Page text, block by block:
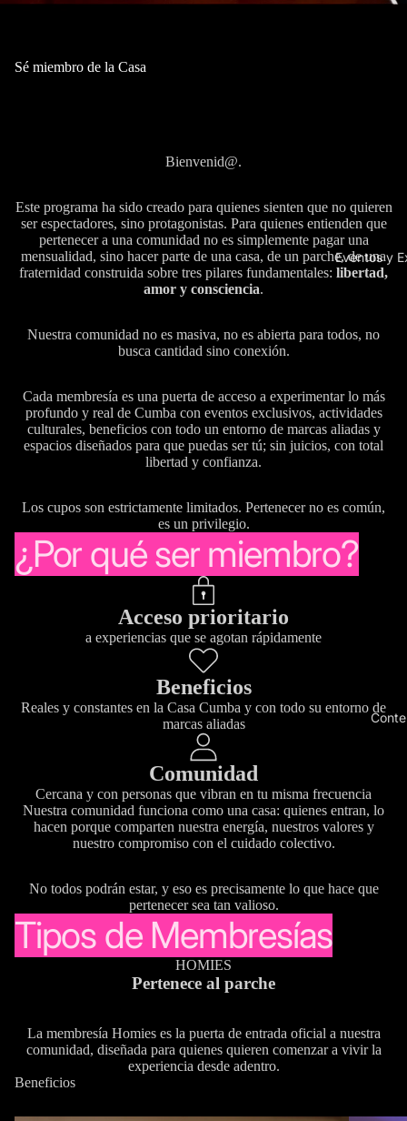
Eventos y
Sé miembro de la Casa
Bienvenid@.
Este programa ha sido creado para quienes sienten que no quieren
ser espectadores, sino protagonistas. Para quienes entienden que
pertenecer a una comunidad no es simplemente pagar una
mensualidad, sino hacer parte de una casa, de un parche, de una
fraternidad construida sobre tres pilares fundamentales: libertad,
amor y consciencia.
Nuestra comunidad no es masiva, no es abierta para todos, no
busca cantidad sino conexión.
Cada membresía es una puerta de acceso a experimentar lo más
profundo y real de Cumba con eventos exclusivos, actividades
culturales, beneficios con todo un entorno de marcas aliadas y
espacios diseñados para que puedas ser tú; sin juicios, con total
libertad y confianza.
Los cupos son estrictamente limitados. Pertenecer no es común,
es un privilegio.
¿Por qué ser miembro?
Acceso prioritario
a experiencias que se agotan rápidamente
Beneficios
Reales y constantes en la Casa Cumba y con todo su entorno de
marcas aliadas
Comunidad
Cercana y con personas que vibran en tu misma frecuencia
Nuestra comunidad funciona como una casa: quienes entran, lo
hacen porque comparten nuestra energía, nuestros valores y
nuestro compromiso con el cuidado colectivo.
No todos podrán estar, y eso es precisamente lo que hace que
pertenecer sea tan valioso.
Tipos de Membresías
HOMIES
Pertenece al parche
La membresía Homies es la puerta de entrada oficial a nuestra
comunidad, diseñada para quienes quieren comenzar a vivir la
experiencia desde adentro.
Beneficios